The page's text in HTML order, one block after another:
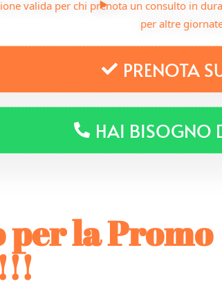
valida per chi prenota un consulto in
per altre
PRENOTA
HAI BISOGNO
la Promo